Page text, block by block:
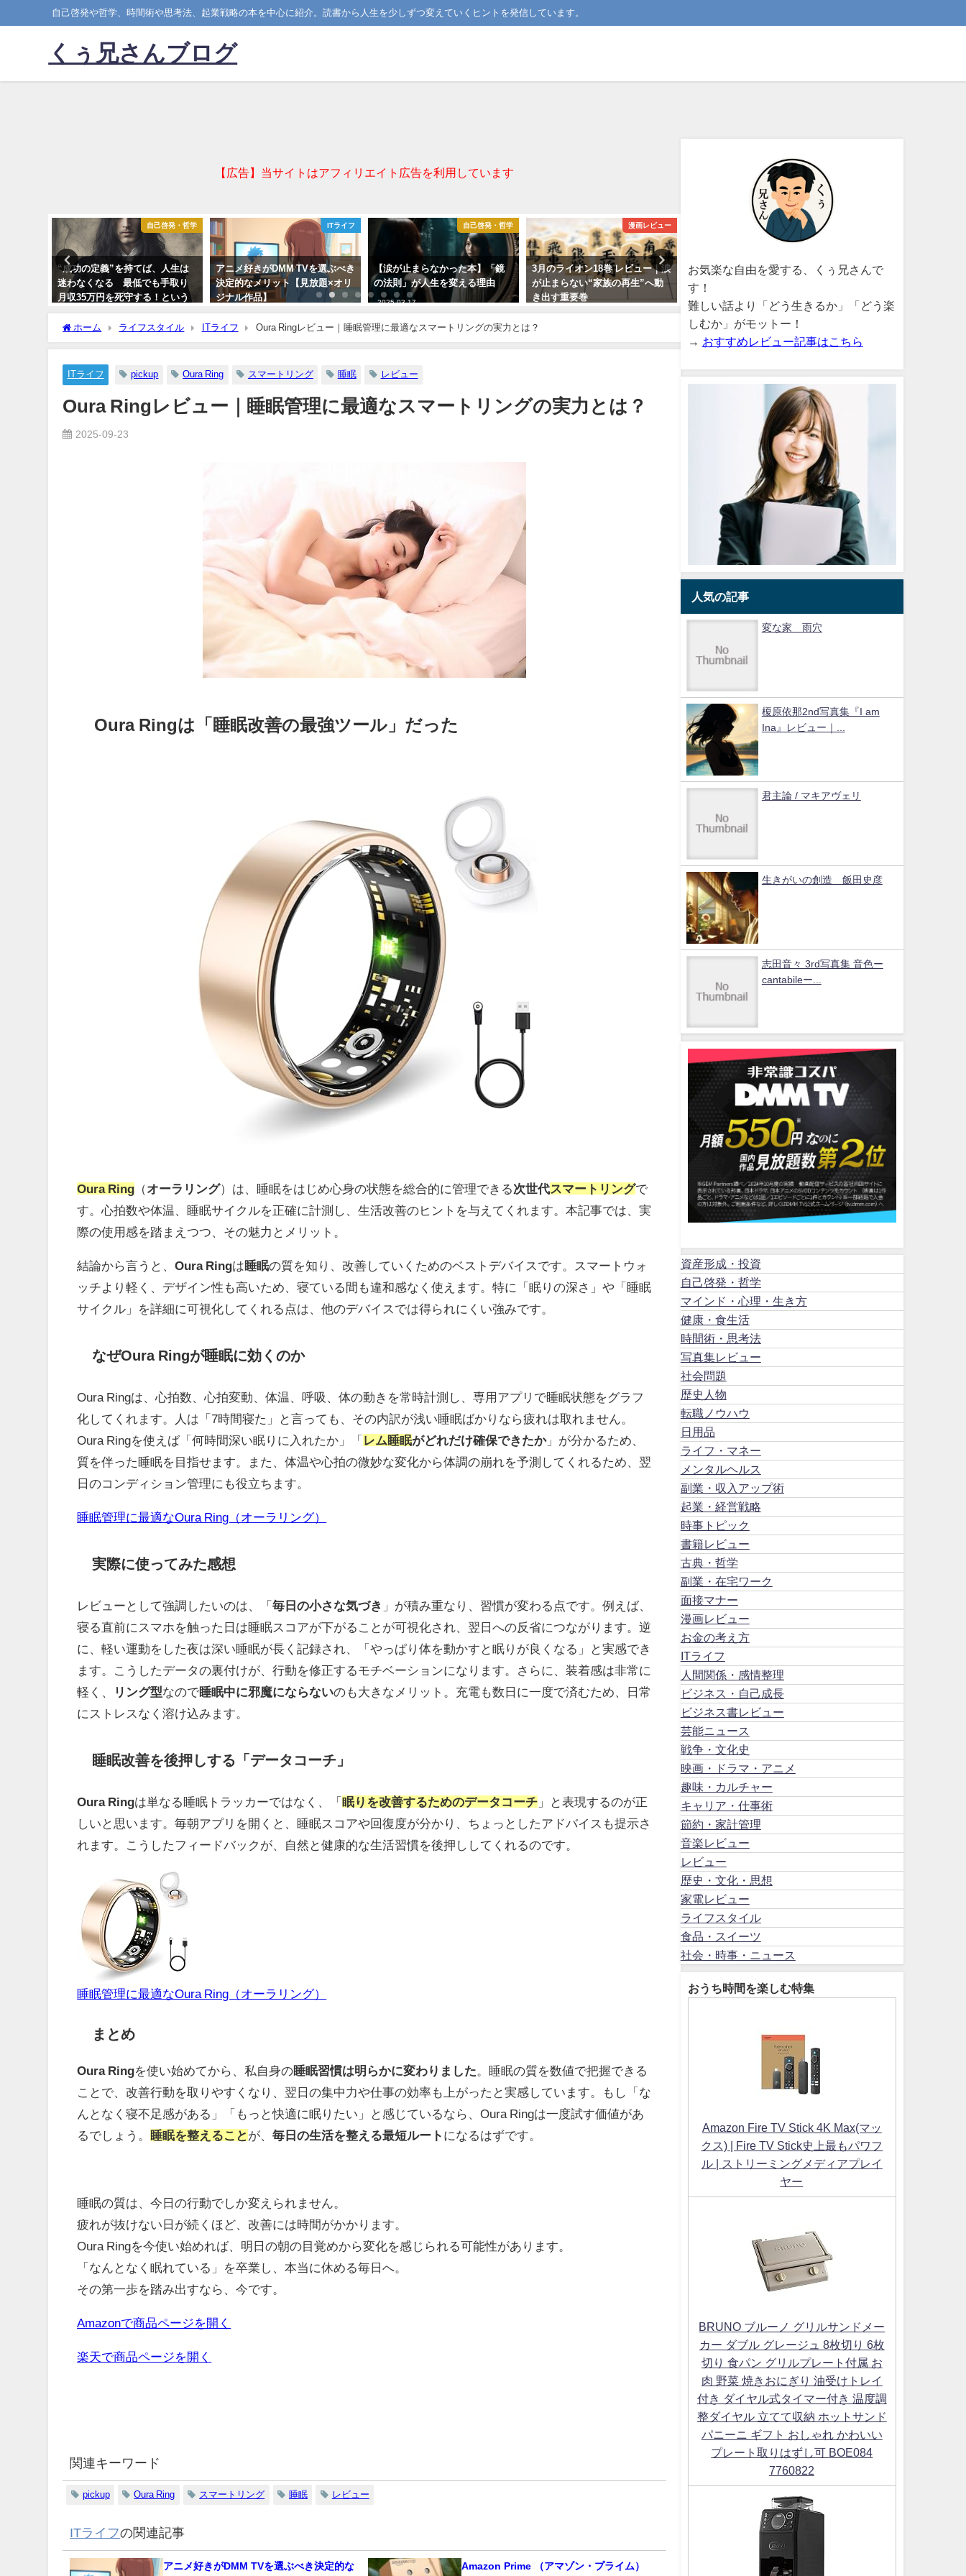
自己啓発や哲学、時間術や思考法、起業戦略の本を中心に紹介。読書から人生を少しずつ変えていくヒントを発信しています。
くぅ兄さんブログ
【広告】当サイトはアフィリエイト広告を利用しています
自己啓発・哲学
“成功の定義”を持てば、人生は
迷わなくなる 最低でも手取り
月収35万円を死守する！という
決意が教えてくれたこと
2025-10-08
ITライフ
アニメ好きがDMM TVを選ぶべき
決定的なメリット【見放題×オリ
ジナル作品】
自己啓発・哲学
【涙が止まらなかった本】「鏡
の法則」が人生を変える理由
2025-03-17
漫画レビュー
3月のライオン18巻 レビュー｜涙
が止まらない“家族の再生”へ動
き出す重要巻
漫画レビュー
夏目友人帳32巻｜名取との蔵調
査と“見知らぬ我が家”が胸に刺
さる理由【ネタバレなし】
幻の超巨大爆撃機「富
か？
ホーム ライフスタイル ITライフ Oura Ringレビュー｜睡眠管理に最適なスマートリングの実力とは？
ITライフ pickup Oura Ring スマートリング 睡眠 レビュー
Oura Ringレビュー｜睡眠管理に最適なスマートリングの実力とは？
2025-09-23
Oura Ringは「睡眠改善の最強ツール」だった
Oura Ring （オーラリング）は、睡眠をはじめ心身の状態を総合的に管理できる次世代スマートリングで
す。心拍数や体温、睡眠サイクルを正確に計測し、生活改善のヒントを与えてくれます。本記事では、実
際の使用感を踏まえつつ、その魅力とメリット。
結論から言うと、Oura Ringは睡眠の質を知り、改善していくためのベストデバイスです。スマートウォ
ッチより軽く、デザイン性も高いため、寝ている間も違和感なく使えます。特に「眠りの深さ」や「睡眠
サイクル」を詳細に可視化してくれる点は、他のデバイスでは得られにくい強みです。
なぜOura Ringが睡眠に効くのか
Oura Ringは、心拍数、心拍変動、体温、呼吸、体の動きを常時計測し、専用アプリで睡眠状態をグラフ
化してくれます。人は「7時間寝た」と言っても、その内訳が浅い睡眠ばかりなら疲れは取れません。
Oura Ringを使えば「何時間深い眠りに入れたか」「 レム睡眠がどれだけ確保できたか」が分かるため、
質を伴った睡眠を目指せます。また、体温や心拍の微妙な変化から体調の崩れを予測してくれるため、翌
日のコンディション管理にも役立ちます。
睡眠管理に最適なOura Ring（オーラリング）
実際に使ってみた感想
レビューとして強調したいのは、「毎日の小さな気づき 」が積み重なり、習慣が変わる点です。例えば、
寝る直前にスマホを触った日は睡眠スコアが下がることが可視化され、翌日への反省につながります。逆
に、軽い運動をした夜は深い睡眠が長く記録され、「やっぱり体を動かすと眠りが良くなる」と実感でき
ます。こうしたデータの裏付けが、行動を修正するモチベーションになります。さらに、装着感は非常に
軽く、
リング型なので睡眠中に邪魔にならないのも大きなメリット。充電も数日に一度で済むため、日常
にストレスなく溶け込みます。
睡眠改善を後押しする「データコーチ」
Oura Ringは単なる睡眠トラッカーではなく、「眠りを改善するためのデータコーチ 」と表現するのが正
しいと思います。毎朝アプリを開くと、睡眠スコアや回復度が分かり、ちょっとしたアドバイスも提示さ
れます。こうしたフィードバックが、自然と健康的な生活習慣を後押ししてくれるのです。
睡眠管理に最適なOura Ring（オーラリング）
まとめ
Oura Ringを使い始めてから、私自身の睡眠習慣は明らかに変わりました 。睡眠の質を数値で把握できる
ことで、改善行動を取りやすくなり、翌日の集中力や仕事の効率も上がったと実感しています。もし「な
んとなく寝不足感がある」「もっと快適に眠りたい」と感じているなら、Oura Ringは一度試す価値があ
るでしょう。
睡眠を整えること が、毎日の生活を整える最短ルート になるはずです。
睡眠の質は、今日の行動でしか変えられません。
疲れが抜けない日が続くほど、改善には時間がかかります。
Oura Ringを今使い始めれば、明日の朝の目覚めから変化を感じられる可能性があります。
「なんとなく眠れている」を卒業し、本当に休める毎日へ。
その第一歩を踏み出すなら、今です。
Amazonで商品ページを開く
楽天で商品ページを開く
関連キーワード
pickup Oura Ring スマートリング 睡眠 レビュー
ITライフの関連記事
アニメ好きがDMM TVを選ぶべき決定的な Amazon Prime （アマゾン・プライム）
お気楽な自由を愛する、くぅ兄さんで
す！
難しい話より「どう生きるか」「どう楽
しむか」がモットー！
→ おすすめレビュー記事はこちら
人気の記事
変な家 雨穴
榎原依那2nd写真集『I am
Ina』レビュー｜...
君主論 / マキアヴェリ
生きがいの創造 飯田史彦
志田音々 3rd写真集 音色ー
cantabileー...
資産形成・投資
自己啓発・哲学
マインド・心理・生き方
健康・食生活
時間術・思考法
写真集レビュー
社会問題
歴史人物
転職ノウハウ
日用品
ライフ・マネー
メンタルヘルス
副業・収入アップ術
起業・経営戦略
時事トピック
書籍レビュー
古典・哲学
副業・在宅ワーク
面接マナー
漫画レビュー
お金の考え方
ITライフ
人間関係・感情整理
ビジネス・自己成長
ビジネス書レビュー
芸能ニュース
戦争・文化史
映画・ドラマ・アニメ
趣味・カルチャー
キャリア・仕事術
節約・家計管理
音楽レビュー
レビュー
歴史・文化・思想
家電レビュー
ライフスタイル
食品・スイーツ
社会・時事・ニュース
おうち時間を楽しむ特集
Amazon Fire TV Stick 4K Max(マッ
クス) | Fire TV Stick史上最もパワフ
ル | ストリーミングメディアプレイ
ヤー
BRUNO ブルーノ グリルサンドメー
カー ダブル グレージュ 8枚切り 6枚
切り 食パン グリルプレート付属 お
肉 野菜 焼きおにぎり 油受けトレイ
付き ダイヤル式タイマー付き 温度調
整ダイヤル 立てて収納 ホットサンド
パニーニ ギフト おしゃれ かわいい
プレート取りはずし可 BOE084
7760822